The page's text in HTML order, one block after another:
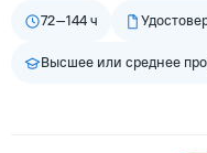
72–144 ч
Высшее или среднее